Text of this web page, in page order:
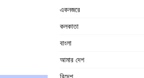
একনজরে
কলকাতা
বাংলা
আমার দেশ